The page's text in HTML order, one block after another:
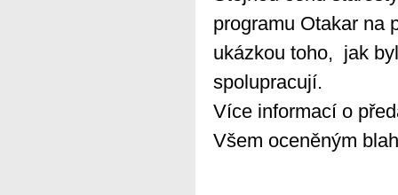
programu Otakar na
ukázkou toho, jak
spolupracují.
Více informací o
Všem oceněným